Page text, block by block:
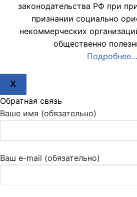
законодательства РФ при
признании социально
некоммерческих
общественно
Подробнее…
X
Обратная связь
Ваше имя (обязательно)
Ваш e-mail (обязательно)